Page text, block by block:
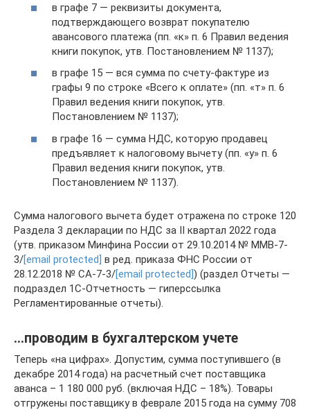
в графе 7 — реквизиты документа,
подтверждающего возврат покупателю
авансового платежа (пп. «к» п. 6 Правил ведения
книги покупок, утв. Постановлением № 1137);
в графе 15 — вся сумма по счету-фактуре из
графы 9 по строке «Всего к оплате» (пп. «т» п. 6
Правил ведения книги покупок, утв.
Постановлением № 1137);
в графе 16 — сумма НДС, которую продавец
предъявляет к налоговому вычету (пп. «у» п. 6
Правил ведения книги покупок, утв.
Постановлением № 1137).
Сумма налогового вычета будет отражена по строке 120
Раздела 3 декларации по НДС за II квартал 2022 года
(утв. приказом Минфина России от 29.10.2014 № ММВ-7-
3/[email protected] в ред. приказа ФНС России от
28.12.2018 № СА-7-3/[email protected]) (раздел Отчеты —
подраздел 1С-Отчетность — гиперссылка
Регламентированные отчеты).
…проводим в бухгалтерском учете
Теперь «на цифрах». Допустим, сумма поступившего (в
декабре 2014 года) на расчетный счет поставщика
аванса – 1 180 000 руб. (включая НДС – 18%). Товары
отгружены поставщику в феврале 2015 года на сумму 708